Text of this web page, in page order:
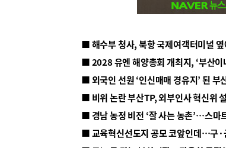
■ 해수부 청사, 북항 국제여객터미널
■ 2028 유엔 해양총회 개최지, ‘부산이
■ 외국인 선원 ‘인신매매 경유지’ 된
■ 비위 논란 부산TP, 외부인사 혁신위